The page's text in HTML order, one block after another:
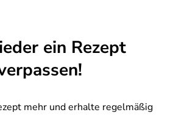
ein Rezept
mehr und erhalte regelmäßig